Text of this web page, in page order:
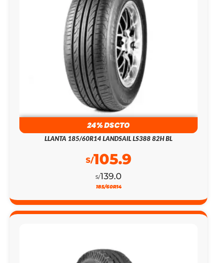
24% DSCTO
LLANTA 185/60R14 LANDSAIL LS388 82H BL
S/139.0
S/105.9
185/60R14